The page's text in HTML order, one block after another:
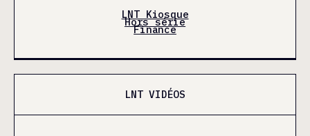
LNT Kiosque
Hors série
Finance
LNT VIDÉOS